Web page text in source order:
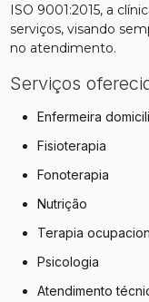
ISO 9001:2015, a
serviços, visando
no atendimento.
Serviços
Enfermeira
Fisioterapia
Fonoterapia
Nutrição
Terapia
Psicologia
Atendimento